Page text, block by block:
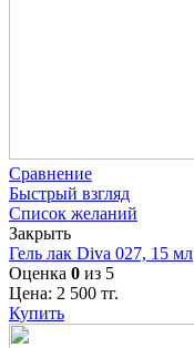
Сравнение
Быстрый взгляд
Список желаний
Закрыть
Гель лак Diva 027, 15 мл
Оценка 0 из 5
Цена: 2 500 тг.
Купить